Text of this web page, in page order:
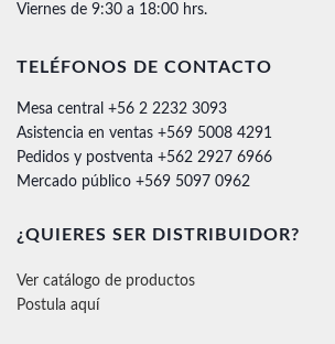
Viernes de 9:30 a 18:00 hrs.
TELÉFONOS DE CONTACTO
Mesa central +56 2 2232 3093
Asistencia en ventas +569 5008 4291
Pedidos y postventa +562 2927 6966
Mercado público +569 5097 0962
¿QUIERES SER DISTRIBUIDOR?
Ver catálogo de productos
Postula aquí